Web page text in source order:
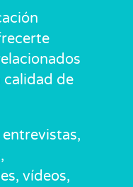
calidad de
vídeos,